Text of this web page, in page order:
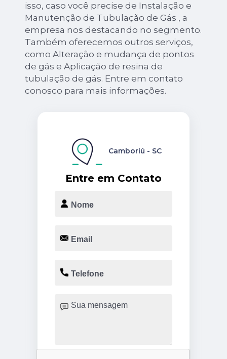
isso, caso você precise de Instalação e
Manutenção de Tubulação de Gás , a
empresa nos destacando no segmento.
Também oferecemos outros serviços,
como Alteração e mudança de pontos
de gás e Aplicação de resina de
tubulação de gás. Entre em contato
conosco para mais informações.
Entre em Contato
Camboriú - SC